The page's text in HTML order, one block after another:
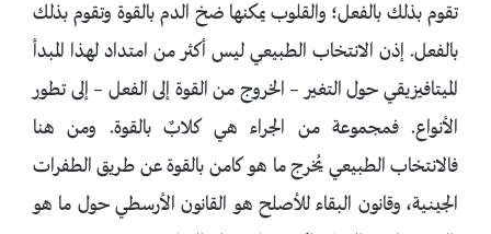
تقوم بذلك بالفعل؛ والقلوب يمكنها ضخ الدم بالقوة وتقوم بذلك
بالفعل. إذن الانتخاب الطبيعي ليس أكثر من امتداد لهذا المبدأ
الميتافيزيقي حول التغير – الخروج من القوة إلى الفعل – إلى تطور
الأنواع. فمجموعة من الجراء هي كلابٌ بالقوة. ومن هنا
فالانتخاب الطبيعي يُخرج ما هو كامن بالقوة عن طريق الطفرات
الجينية، وقانون البقاء للأصلح هو القانون الأرسطي حول ما هو